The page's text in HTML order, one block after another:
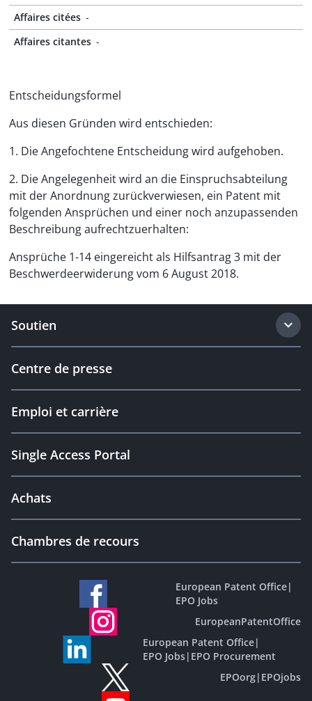
Affaires citées -
Affaires citantes -
Entscheidungsformel
Aus diesen Gründen wird entschieden:
1. Die Angefochtene Entscheidung wird aufgehoben.
2. Die Angelegenheit wird an die Einspruchsabteilung
mit der Anordnung zurückverwiesen, ein Patent mit
folgenden Ansprüchen und einer noch anzupassenden
Beschreibung aufrechtzuerhalten:
Ansprüche 1-14 eingereicht als Hilfsantrag 3 mit der
Beschwerdeerwiderung vom 6 August 2018.
Soutien
Centre de presse
Emploi et carrière
Single Access Portal
Achats
Chambres de recours
European Patent Office|
EPO Jobs
EuropeanPatentOffice
European Patent Office|
EPO Jobs| EPO Procurement
EPOorg| EPOjobs